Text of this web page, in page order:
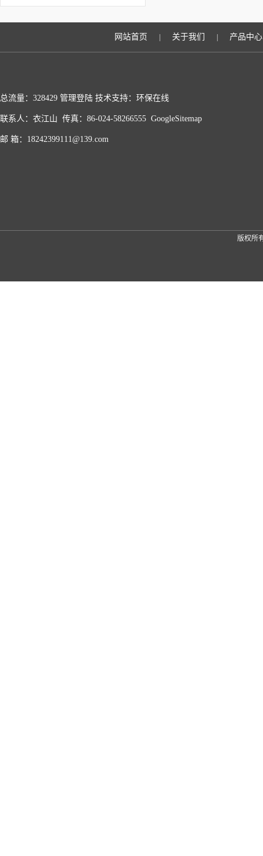
网站首页 关于我们 产品中心
总流量：328429 管理登陆 技术支持： 环保在线
联系人：衣江山 传真：86-024-58266555 GoogleSitemap
邮 箱：18242399111@139.com
版权所